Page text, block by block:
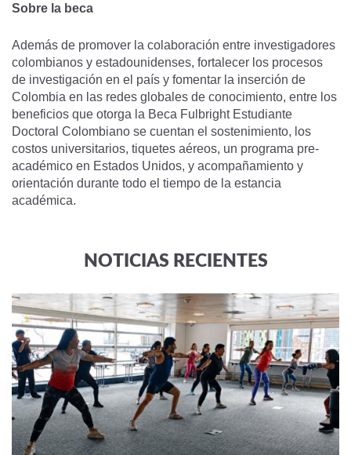
Sobre la beca
Además de promover la colaboración entre investigadores
colombianos y estadounidenses, fortalecer los procesos
de investigación en el país y fomentar la inserción de
Colombia en las redes globales de conocimiento, entre los
beneficios que otorga la Beca Fulbright Estudiante
Doctoral Colombiano se cuentan el sostenimiento, los
costos universitarios, tiquetes aéreos, un programa pre-
académico en Estados Unidos, y acompañamiento y
orientación durante todo el tiempo de la estancia
académica.
NOTICIAS RECIENTES